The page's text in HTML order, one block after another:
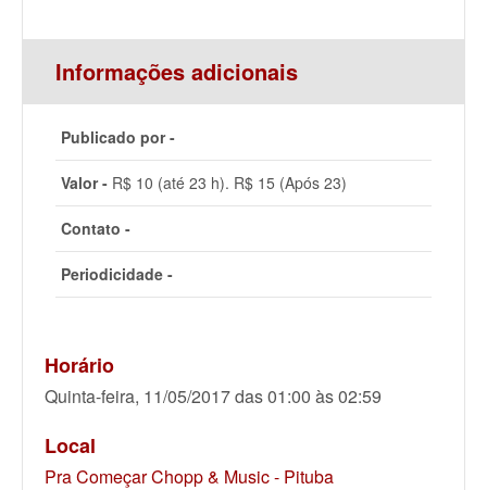
Informações adicionais
Publicado por -
Valor - R$ 10 (até 23 h). R$ 15 (Após 23)
Contato -
Periodicidade -
Horário
Quinta-feira, 11/05/2017 das 01:00 às 02:59
Local
Pra Começar Chopp & Music - Pituba